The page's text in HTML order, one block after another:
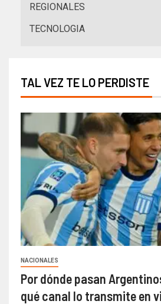
REGIONALES
TECNOLOGIA
TAL VEZ TE LO PERDISTE
NACIONALES
Por dónde pasan
qué canal lo transmite en